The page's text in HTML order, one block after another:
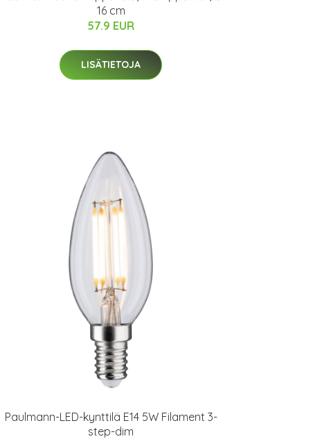
16 cm
57.9 EUR
LISÄTIETOJA
Paulmann-LED-kynttilä E14 5W Filament 3-
step-dim